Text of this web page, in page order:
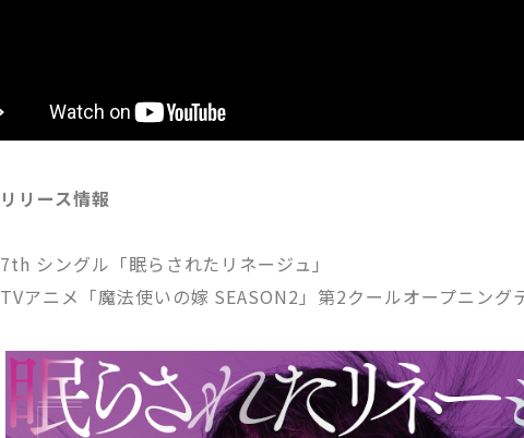
リリース情報
7th シングル「眠らされたリネージュ」
TVアニメ「魔法使いの嫁 SEASON2」第2クールオープニング